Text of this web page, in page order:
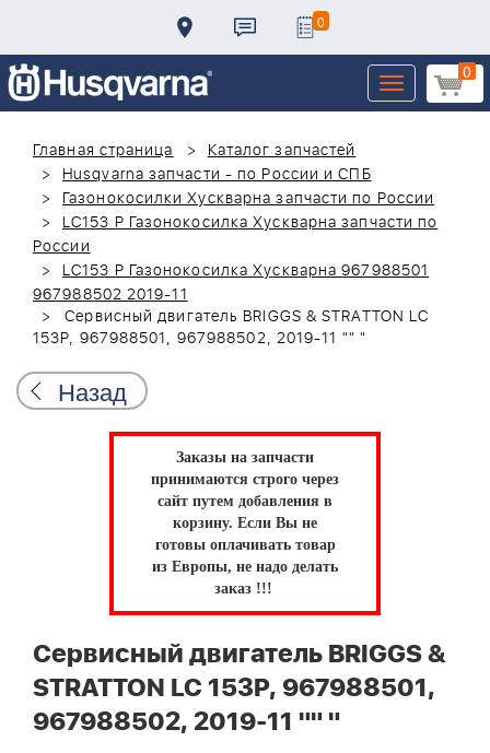
0
0
Toggle
navigation
Главная страница
Каталог запчастей
Husqvarna запчасти - по России и СПБ
Газонокосилки Хускварна запчасти по России
LC153 P Газонокосилка Хускварна запчасти по
России
LC153 P Газонокосилка Хускварна 967988501
967988502 2019-11
Сервисный двигатель BRIGGS & STRATTON LC
153P, 967988501, 967988502, 2019-11 "" "
Назад
Заказы на запчасти
принимаются строго через
сайт путем добавления в
корзину. Если Вы не
готовы оплачивать товар
из Европы, не надо делать
заказ !!!
Сервисный двигатель BRIGGS &
STRATTON LC 153P, 967988501,
967988502, 2019-11 "" "